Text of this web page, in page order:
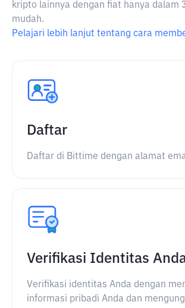
kripto lainnya dengan fiat hanya dalam
mudah.
Pelajari lebih lanjut tentang cara
Daftar
Daftar di Bittime dengan alamat
Verifikasi Identitas
Verifikasi identitas Anda dengan
informasi pribadi Anda dan